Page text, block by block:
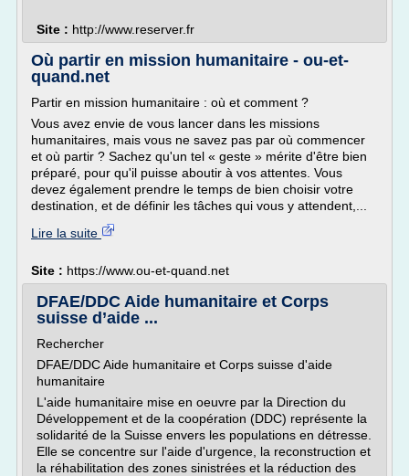
Site : http://www.reserver.fr
Où partir en mission humanitaire - ou-et-
quand.net
Partir en mission humanitaire : où et comment ?
Vous avez envie de vous lancer dans les missions
humanitaires, mais vous ne savez pas par où commencer
et où partir ? Sachez qu'un tel « geste » mérite d'être bien
préparé, pour qu'il puisse aboutir à vos attentes. Vous
devez également prendre le temps de bien choisir votre
destination, et de définir les tâches qui vous y attendent,...
Lire la suite
Site : https://www.ou-et-quand.net
DFAE/DDC Aide humanitaire et Corps
suisse d’aide ...
Rechercher
DFAE/DDC Aide humanitaire et Corps suisse d'aide
humanitaire
L'aide humanitaire mise en oeuvre par la Direction du
Développement et de la coopération (DDC) représente la
solidarité de la Suisse envers les populations en détresse.
Elle se concentre sur l'aide d'urgence, la reconstruction et
la réhabilitation des zones sinistrées et la réduction des